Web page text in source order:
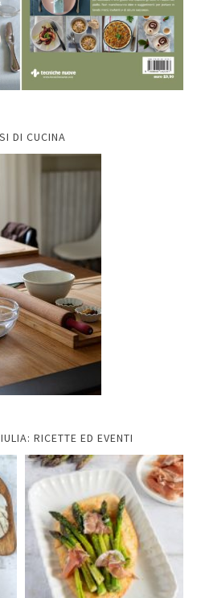
DI CUCINA
RICETTE ED EVENTI